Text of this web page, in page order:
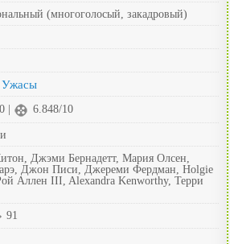
(многоголосый, закадровый)
Ужасы
| 6.848/10
Джэми Бернадетт, Мария Олсен,
Джон Писи, Джереми Фердман, Holgie
Аллен III, Alexandra Kenworthy, Терри
91